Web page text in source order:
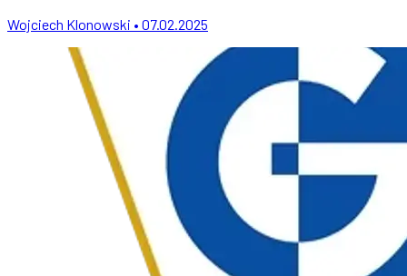
Wojciech Klonowski • 07.02.2025